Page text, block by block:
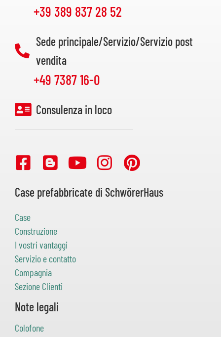
+39 389 837 28 52
Sede principale/Servizio/Servizio post
vendita
+49 7387 16-0
Consulenza in loco
Case prefabbricate di SchwörerHaus
Case
Construzione
I vostri vantaggi
Servizio e contatto
Compagnia
Sezione Clienti
Note legali
Colofone